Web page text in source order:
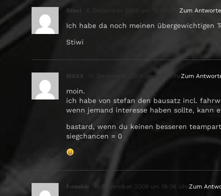
Stiwi 4. Dezember 2009 um 15:04 UhrZum
Ich habe da noch meinen übergewichtigen
Stiwi
MAXX 11. Dezember 2009 um 9:25 UhrZum
moin.
ich habe von stefan den bausatz incl.
wenn jemand interesse haben sollte, kann
bastard, wenn du keinen besseren
siegchancen = 0
f-rookie 11. Dezember 2009 um 18:06 UhrZum